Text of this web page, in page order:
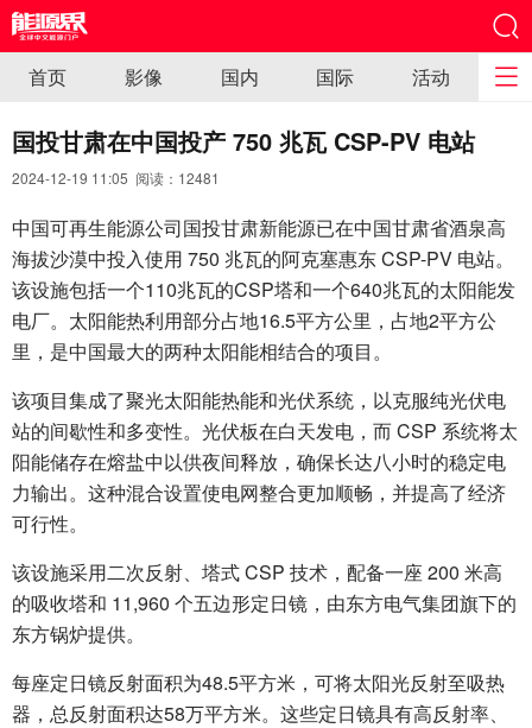
首页 影像 国内 国际 活动
国投甘肃在中国投产 750 兆瓦 CSP-PV 电站
2024-12-19 11:05 阅读： 12481
中国可再生能源公司国投甘肃新能源已在中国甘肃省酒泉高
海拔沙漠中投入使用 750 兆瓦的阿克塞惠东 CSP-PV 电站。
该设施包括一个110兆瓦的CSP塔和一个640兆瓦的太阳能发
电厂。太阳能热利用部分占地16.5平方公里，占地2平方公
里，是中国最大的两种太阳能相结合的项目。
该项目集成了聚光太阳能热能和光伏系统，以克服纯光伏电
站的间歇性和多变性。光伏板在白天发电，而 CSP 系统将太
阳能储存在熔盐中以供夜间释放，确保长达八小时的稳定电
力输出。这种混合设置使电网整合更加顺畅，并提高了经济
可行性。
该设施采用二次反射、塔式 CSP 技术，配备一座 200 米高
的吸收塔和 11,960 个五边形定日镜，由东方电气集团旗下的
东方锅炉提供。
每座定日镜反射面积为48.5平方米，可将太阳光反射至吸热
器，总反射面积达58万平方米。这些定日镜具有高反射率、